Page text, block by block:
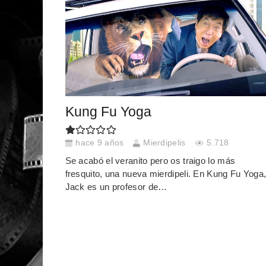
Kung Fu Yoga
hace 9 años Mierdipelis 5.718
Se acabó el veranito pero os traigo lo más
fresquito, una nueva mierdipeli. En Kung Fu Yoga,
Jack es un profesor de…